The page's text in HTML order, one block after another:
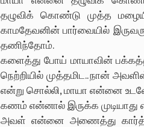
தழுவிக் கொண்டு முத்த
காமதேவனின் பார்வையில்
தணிந்தோம்.
களைத்து போய் மாயாவின்
நெற்றியில் முத்தமிட.. நான்
என்று சொல்லி, மாயா என்னை
கணம் என்னால் இருக்க
அவள் என்னை அணைத்து